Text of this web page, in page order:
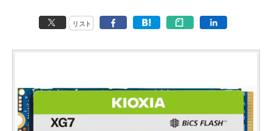
リスト